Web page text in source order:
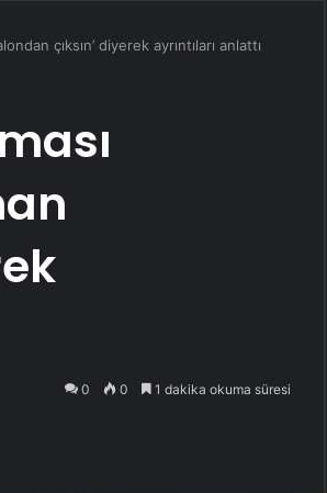
çıksın’ diyerek ayrıntıları anlattı
0 0 1 dakika okuma süresi